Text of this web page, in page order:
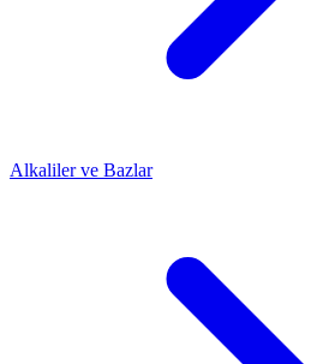
Alkaliler ve Bazlar